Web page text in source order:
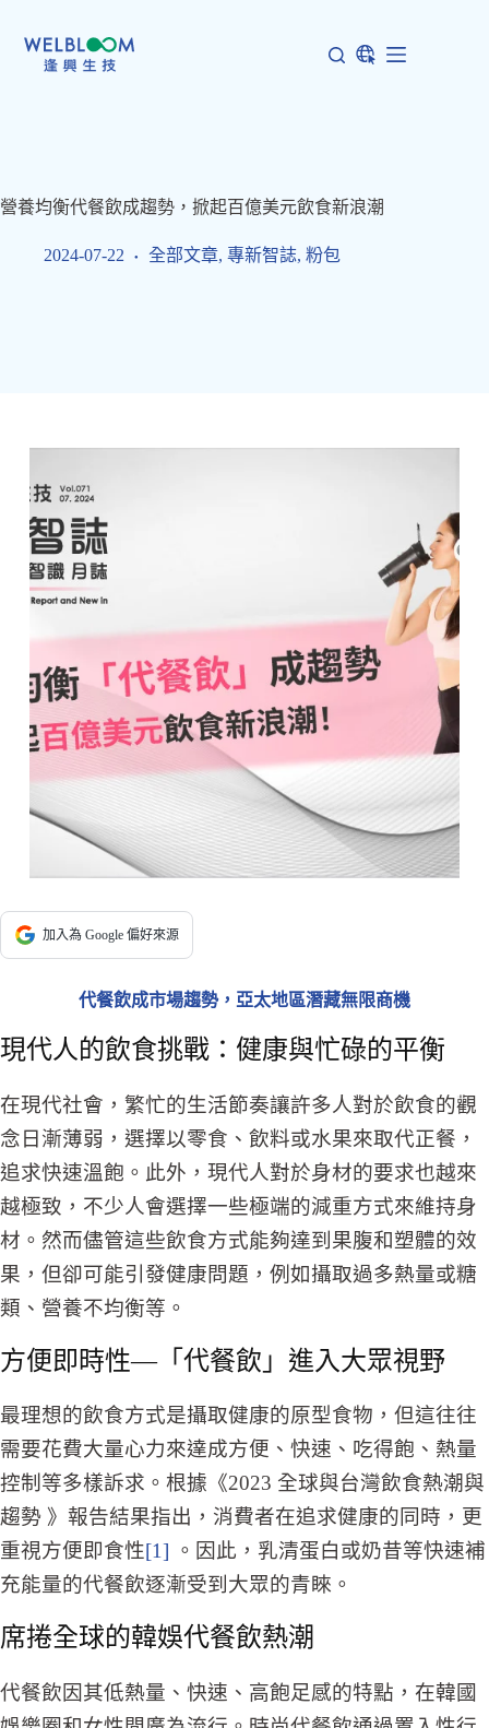
營養均衡代餐飲成趨勢，掀起百億美元飲食新浪潮
2024-07-22 全部文章, 專新智誌, 粉包
加入為 Google 偏好來源
代餐飲成市場趨勢，亞太地區潛藏無限商機
現代人的飲食挑戰：健康與忙碌的平衡
在現代社會，繁忙的生活節奏讓許多人對於飲食的觀
念日漸薄弱，選擇以零食、飲料或水果來取代正餐，
追求快速溫飽。此外，現代人對於身材的要求也越來
越極致，不少人會選擇一些極端的減重方式來維持身
材。然而儘管這些飲食方式能夠達到果腹和塑體的效
果，但卻可能引發健康問題，例如攝取過多熱量或糖
類、營養不均衡等。
方便即時性—「代餐飲」進入大眾視野
最理想的飲食方式是攝取健康的原型食物，但這往往
需要花費大量心力來達成方便、快速、吃得飽、熱量
控制等多樣訴求。根據《2023 全球與台灣飲食熱潮與
趨勢 》報告結果指出，消費者在追求健康的同時，更
重視方便即食性[1] 。因此，乳清蛋白或奶昔等快速補
充能量的代餐飲逐漸受到大眾的青睞。
席捲全球的韓娛代餐飲熱潮
代餐飲因其低熱量、快速、高飽足感的特點，在韓國